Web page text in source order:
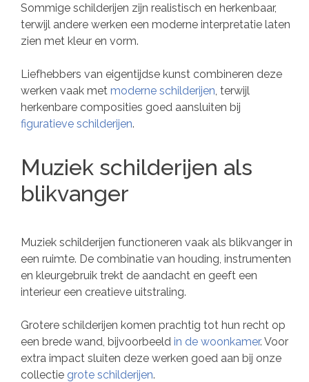
Sommige schilderijen zijn realistisch en herkenbaar,
terwijl andere werken een moderne interpretatie laten
zien met kleur en vorm.
Liefhebbers van eigentijdse kunst combineren deze
werken vaak met moderne schilderijen, terwijl
herkenbare composities goed aansluiten bij
figuratieve schilderijen.
Muziek schilderijen als
blikvanger
Muziek schilderijen functioneren vaak als blikvanger in
een ruimte. De combinatie van houding, instrumenten
en kleurgebruik trekt de aandacht en geeft een
interieur een creatieve uitstraling.
Grotere schilderijen komen prachtig tot hun recht op
een brede wand, bijvoorbeeld in de woonkamer. Voor
extra impact sluiten deze werken goed aan bij onze
collectie grote schilderijen.